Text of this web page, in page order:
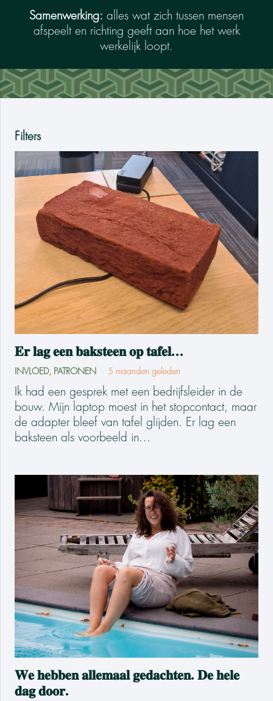
Samenwerking: alles wat zich tussen mensen
afspeelt en richting geeft aan hoe het werk
werkelijk loopt.
Filters
𝐄𝐫 𝐥𝐚𝐠 𝐞𝐞𝐧 𝐛𝐚𝐤𝐬𝐭𝐞𝐞𝐧 𝐨𝐩 𝐭𝐚𝐟𝐞𝐥…
INVLOED, PATRONEN 5 maanden geleden
Ik had een gesprek met een bedrijfsleider in de
bouw. Mijn laptop moest in het stopcontact, maar
de adapter bleef van tafel glijden. Er lag een
baksteen als voorbeeld in…
𝐖𝐞 𝐡𝐞𝐛𝐛𝐞𝐧 𝐚𝐥𝐥𝐞𝐦𝐚𝐚𝐥 𝐠𝐞𝐝𝐚𝐜𝐡𝐭𝐞𝐧. 𝐃𝐞 𝐡𝐞𝐥𝐞
𝐝𝐚𝐠 𝐝𝐨𝐨𝐫.